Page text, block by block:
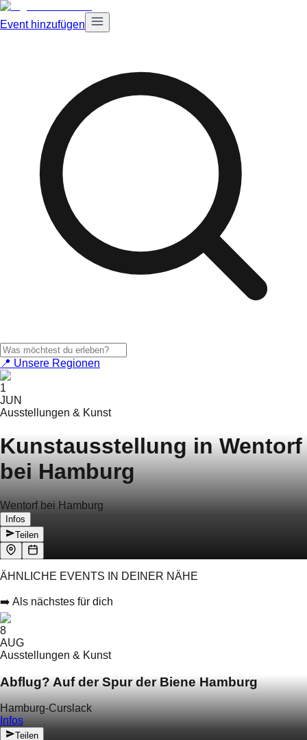
Event hinzufügen
📍 Unsere Regionen
1
JUN
Ausstellungen & Kunst
Kunstausstellung in Wentorf
bei Hamburg
Wentorf bei Hamburg
Infos
Teilen
ÄHNLICHE EVENTS IN DEINER NÄHE
➡️ Als nächstes für dich
8
AUG
Ausstellungen & Kunst
Abflug? Auf der Spur der Biene Hamburg
Hamburg-Curslack
Infos
Teilen